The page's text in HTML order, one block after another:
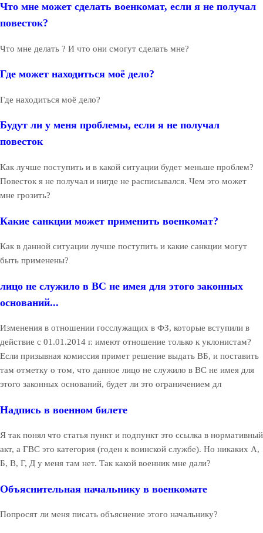
Что мне может сделать военкомат, если я не получал
повесток?
Что мне делать ? И что они смогут сделать мне?
Где может находиться моё дело?
Где находиться моё дело?
Будут ли у меня проблемы, если я не получал
повесток
Как лучше поступить и в какой ситуации будет меньше проблем?
Повесток я не получал и нигде не расписывался. Чем это может
мне грозить?
Какие санкции может применить военкомат?
Как в данной ситуации лучше поступить и какие санкции могут
быть применены?
лицо не служило в ВС не имея для этого законных
оснований...
Изменения в отношении госслужащих в ФЗ, которые вступили в
действие с 01.01.2014 г. имеют отношение только к уклонистам?
Если призывная комиссия примет решение выдать ВБ, и поставить
там отметку о том, что данное лицо не служило в ВС не имея для
этого законных оснований, будет ли это ограничением дл
Надпись в военном билете
Я так понял что статья пункт и подпункт это ссылка в нормативный
акт, а ГВС это категория (годен к воинской службе). Но никаких А,
Б, В, Г, Д у меня там нет. Так какой военник мне дали?
Объяснительная начальнику в военкомате
Попросят ли меня писать объяснение этого начальнику?